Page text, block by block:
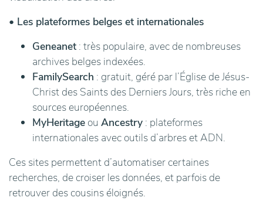
• Les plateformes belges et internationales
Geneanet : très populaire, avec de nombreuses
archives belges indexées.
FamilySearch : gratuit, géré par l’Église de Jésus-
Christ des Saints des Derniers Jours, très riche en
sources européennes.
MyHeritage ou Ancestry : plateformes
internationales avec outils d’arbres et ADN.
Ces sites permettent d’automatiser certaines
recherches, de croiser les données, et parfois de
retrouver des cousins éloignés.